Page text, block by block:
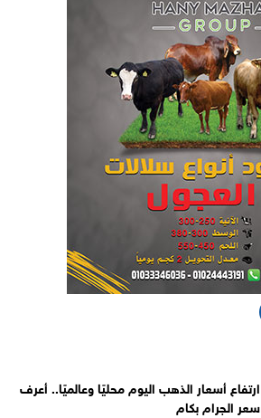
ارتفاع أسعار الذهب اليوم محليًا وعالميًا.. أعرف
سعر الجرام بكام